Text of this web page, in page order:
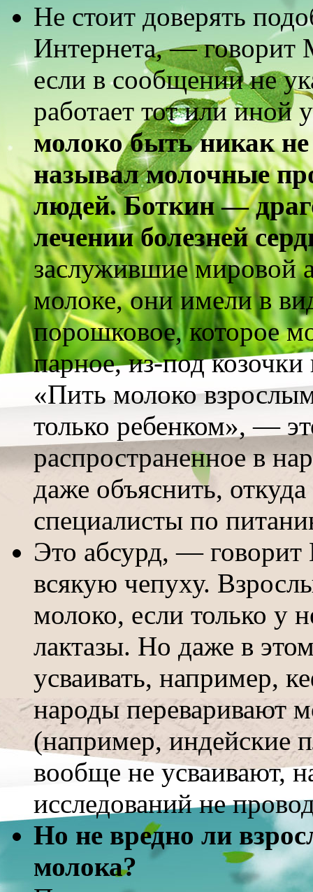
Не стоит доверять
Интернета, — говорит
если в сообщении не
работает тот или
молоко быть никак
называл молочные
людей. Боткин —
лечении болезней
заслужившие мировой
молоке, они имели в
порошковое, которое
парное, из-под
«Пить молоко
только ребенком», —
распространенное в
даже объяснить,
специалисты по
Это абсурд, —
всякую чепуху.
молоко, если только у
лактазы. Но даже в
усваивать, например,
народы переваривают
(например, индейские
вообще не усваивают,
исследований не
Но не вредно ли
молока?